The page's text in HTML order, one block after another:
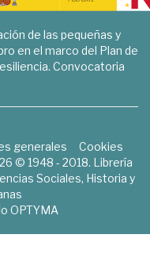
de las pequeñas y
en el marco del Plan de
Convocatoria
generales
Cookies
© 1948 - 2018. Librería
Sociales, Historia y
OPTYMA